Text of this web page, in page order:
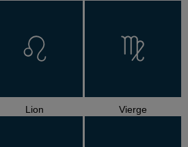
Lion Vierge